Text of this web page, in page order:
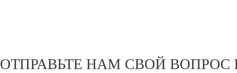
ОТПРАВЬТЕ НАМ СВОЙ ВОПРОС